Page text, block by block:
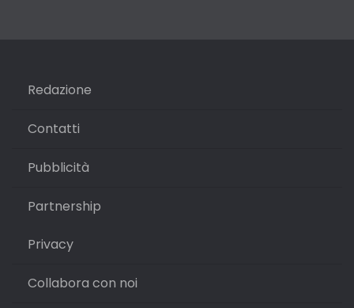
Redazione
Contatti
Pubblicità
Partnership
Privacy
Collabora con noi